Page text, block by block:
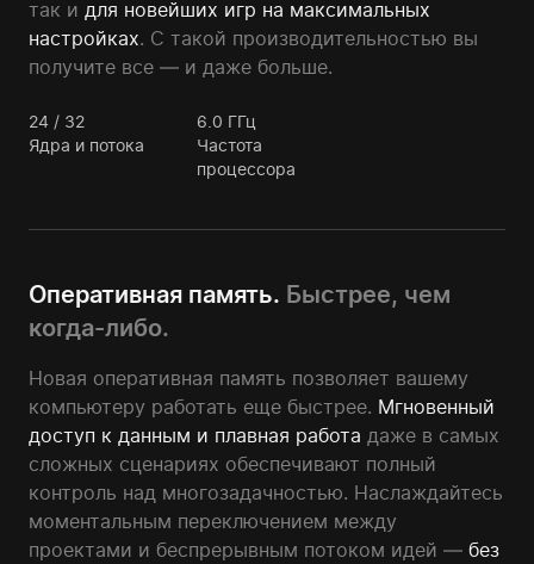
так и для новейших игр на максимальных
настройках. С такой производительностью вы
получите все — и даже больше.
24 / 32
Ядра и потока
6.0 ГГц
Частота
процессора
Оперативная память. Быстрее, чем
когда-либо.
Новая оперативная память позволяет вашему
компьютеру работать еще быстрее. Мгновенный
доступ к данным и плавная работа даже в самых
сложных сценариях обеспечивают полный
контроль над многозадачностью. Наслаждайтесь
моментальным переключением между
проектами и беспрерывным потоком идей — без